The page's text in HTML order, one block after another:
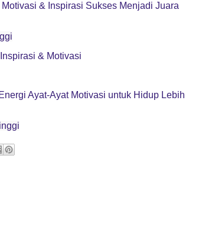
& Inspirasi Sukses Menjadi Juara
& Motivasi
Ayat-Ayat Motivasi untuk Hidup Lebih